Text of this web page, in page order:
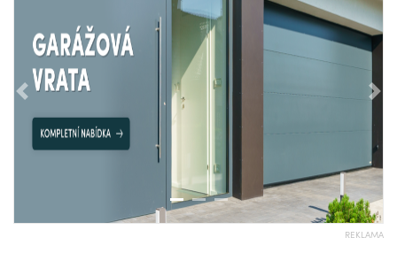
Předchozí
REKLAMA